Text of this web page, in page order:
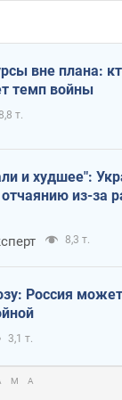
вне плана:
темп войны
т.
и худшее":
из-за
8,3 т.
Россия может
3,1 т.